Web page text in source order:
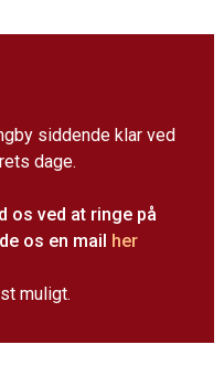
siddende klar ved
dage.
os ved at ringe på
os en mail her
muligt.